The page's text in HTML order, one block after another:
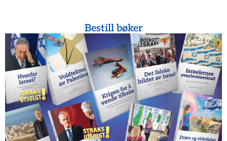
Bestill bøker